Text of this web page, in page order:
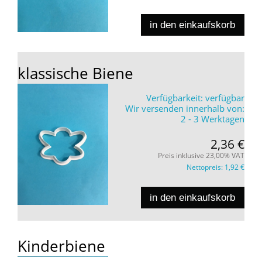
in den einkaufskorb
klassische Biene
Verfügbarkeit: verfügbar
Wir versenden innerhalb von:
2 - 3 Werktagen
2,36 €
Preis inklusive 23,00% VAT
Nettopreis: 1,92 €
in den einkaufskorb
Kinderbiene